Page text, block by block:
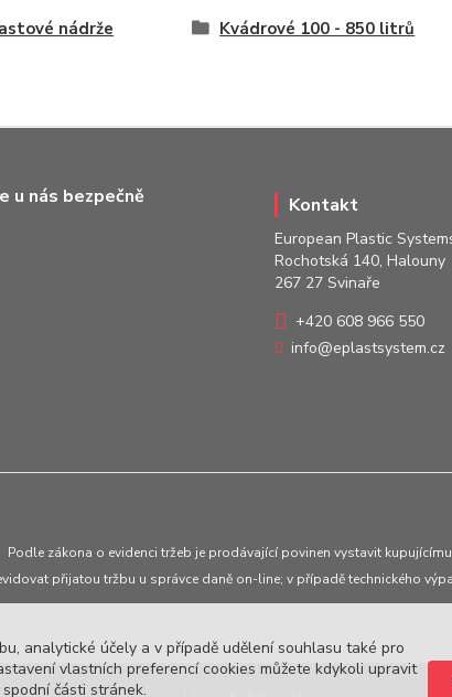
nádrže Kvádrové 100 - 850 litrů
u nás bezpečně Kontakt
European Plastic
Rochotská 140, Halouny
267 27 Svinaře
+420 608 966 550
info@eplastsystem.cz
Podle zákona o evidenci tržeb je prodávající povinen vystavit
přijatou tržbu u správce daně on-line; v případě technického
analytické účely a v případě udělení souhlasu také pro
vlastních preferencí cookies můžete kdykoli upravit
části stránek.